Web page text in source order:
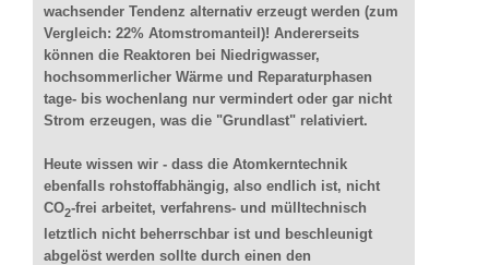
wachsender Tendenz alternativ erzeugt werden (zum
Vergleich: 22% Atomstromanteil)! Andererseits
können die Reaktoren bei Niedrigwasser,
hochsommerlicher Wärme und Reparaturphasen
tage- bis wochenlang nur vermindert oder gar nicht
Strom erzeugen, was die "Grundlast" relativiert.
Heute wissen wir - dass die Atomkerntechnik
ebenfalls rohstoffabhängig, also endlich ist, nicht
CO2-frei arbeitet, verfahrens- und mülltechnisch
letztlich nicht beherrschbar ist und beschleunigt
abgelöst werden sollte durch einen den